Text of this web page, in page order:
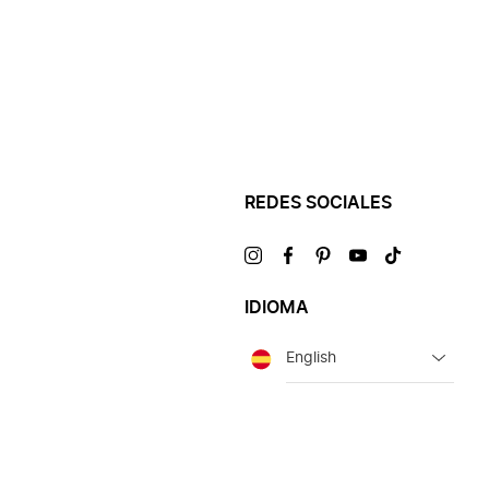
REDES SOCIALES
VisítanosVisítanosVisítanosVisítanosVisítanos
IDIOMA
Idioma